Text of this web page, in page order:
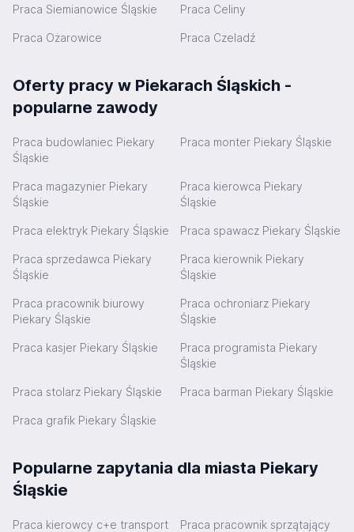
Praca Siemianowice Śląskie Praca Celiny
Praca Ożarowice Praca Czeladź
Oferty pracy w Piekarach Śląskich -
popularne zawody
Praca budowlaniec Piekary
Śląskie
Praca monter Piekary Śląskie
Praca magazynier Piekary
Śląskie
Praca kierowca Piekary
Śląskie
Praca elektryk Piekary Śląskie Praca spawacz Piekary Śląskie
Praca sprzedawca Piekary
Śląskie
Praca kierownik Piekary
Śląskie
Praca pracownik biurowy
Piekary Śląskie
Praca ochroniarz Piekary
Śląskie
Praca kasjer Piekary Śląskie
Praca programista Piekary
Śląskie
Praca stolarz Piekary Śląskie Praca barman Piekary Śląskie
Praca grafik Piekary Śląskie
Popularne zapytania dla miasta Piekary
Śląskie
Praca kierowcy c+e transport
Praca pracownik sprzątający